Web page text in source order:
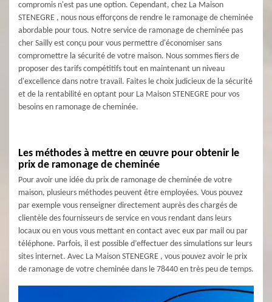
compromis n'est pas une option. Cependant, chez La Maison
STENEGRE , nous nous efforçons de rendre le ramonage de cheminée
abordable pour tous. Notre service de ramonage de cheminée pas
cher Sailly est conçu pour vous permettre d'économiser sans
compromettre la sécurité de votre maison. Nous sommes fiers de
proposer des tarifs compétitifs tout en maintenant un niveau
d'excellence dans notre travail. Faites le choix judicieux de la sécurité
et de la rentabilité en optant pour La Maison STENEGRE pour vos
besoins en ramonage de cheminée.
Les méthodes à mettre en œuvre pour obtenir le
prix de ramonage de cheminée
Pour avoir une idée du prix de ramonage de cheminée de votre
maison, plusieurs méthodes peuvent être employées. Vous pouvez
par exemple vous renseigner directement auprès des chargés de
clientèle des fournisseurs de service en vous rendant dans leurs
locaux ou en vous vous mettant en contact avec eux par mail ou par
téléphone. Parfois, il est possible d’effectuer des simulations sur leurs
sites internet. Avec La Maison STENEGRE , vous pouvez avoir le prix
de ramonage de votre cheminée dans le 78440 en très peu de temps.